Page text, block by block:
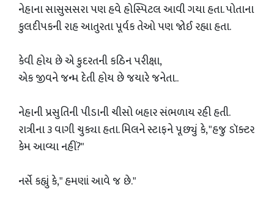
નેહાના સાસુસસરા પણ હવે હોસ્પિટલ આવી ગયા હતા. પોતાના
કુલદીપકની રાહ આતુરતા પૂર્વક તેઓ પણ જોઈ રહ્યા હતા.
કેવી હોય છે એ કુદરતની કઠિન પરીક્ષા,
એક જીવને જન્મ દેતી હોય છે જયારે જનેતા..
નેહાની પ્રસુતિની પીડાની ચીસો બહાર સંભળાય રહી હતી.
રાત્રીના ૩ વાગી ચુક્યા હતા. મિલને સ્ટાફને પૂછ્યું કે, "હજુ ડૉક્ટર
કેમ આવ્યા નહીં?"
નર્સે કહ્યું કે," હમણાં આવે જ છે."